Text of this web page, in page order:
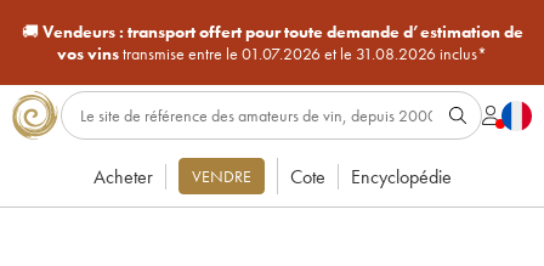
🚚Vendeurs : transport offert pour toute demande d’estimation de
vos vinstransmise entre le 01.07.2026 et le 31.08.2026 inclus*
Acheter VENDRE Cote Encyclopédie